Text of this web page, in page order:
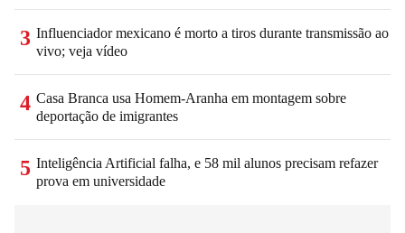
3 Influenciador mexicano é morto a tiros durante transmissão ao
vivo; veja vídeo
4 Casa Branca usa Homem-Aranha em montagem sobre
deportação de imigrantes
5 Inteligência Artificial falha, e 58 mil alunos precisam refazer
prova em universidade